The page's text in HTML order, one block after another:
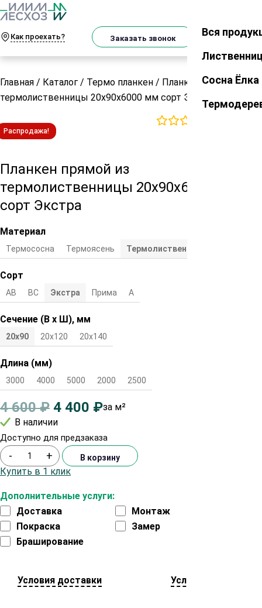
Как проехать? Заказать звонок Закрыть
Вся
Сосна Ёлка
Главная / Каталог / Термо планкен / Планкен прямой из
термолиственницы 20х90х6000 мм сорт Экстра
Распродажа!
Планкен прямой из
термолиственницы 20х90х6000 мм
сорт Экстра
Материал
Термососна Термоясень Термолиственница
Сорт
АВ ВС Экстра Прима А
Сечение (В х Ш), мм
20х90 20х120 20х140
Длина (мм)
3000 4000 5000 2000 2500
4 600₽ 4 400 ₽за м²
В наличии
Доступно для предзаказа
Дополнительные услуги:
Доставка
Монтаж
Покраска
Замер
Браширование
- + В корзину
Купить в 1 клик
Условия доставки Условия оплаты